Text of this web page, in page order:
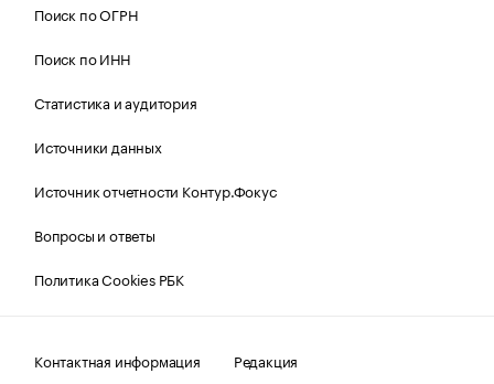
Поиск по ОГРН
Поиск по ИНН
Статистика и аудитория
Источники данных
Источник отчетности Контур.Фокус
Вопросы и ответы
Политика Cookies РБК
Контактная информация Редакция